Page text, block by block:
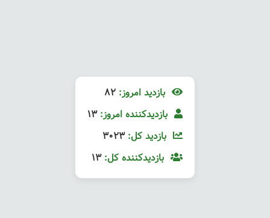
بازدید امروز:
بازدیدکننده امروز: 13
بازدید کل: 3023
بازدیدکننده کل: 13